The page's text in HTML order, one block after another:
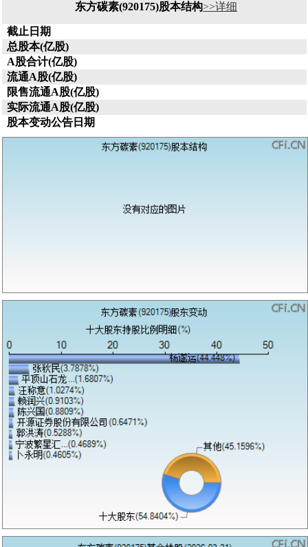
东方碳素(920175)股本结构>>详细
截止日期
总股本(亿股)
A股合计(亿股)
流通A股(亿股)
限售流通A股(亿股)
实际流通A股(亿股)
股本变动公告日期